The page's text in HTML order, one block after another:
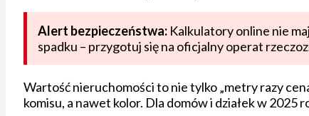
Alert bezpieczeństwa: Kalkulatory online nie
spadku – przygotuj się na oficjalny operat
Wartość nieruchomości to nie tylko „metry razy
komisu, a nawet kolor. Dla domów i działek w 2025